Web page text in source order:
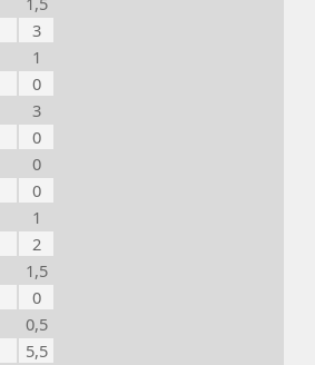
3
1
0
3
0
0
0
1
2
1,5
0
0,5
5,5